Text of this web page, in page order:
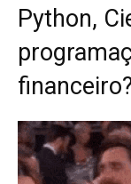
Python,